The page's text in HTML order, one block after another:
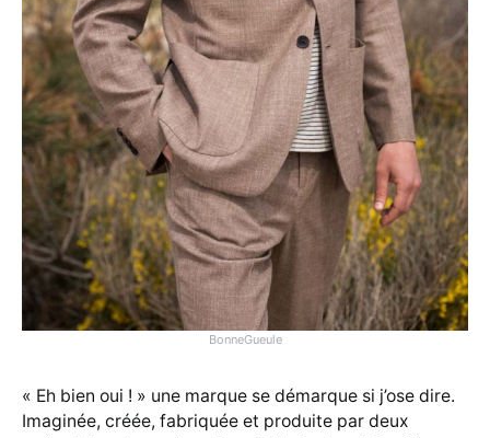
BonneGueule
« Eh bien oui ! » une marque se démarque si j’ose dire.
Imaginée, créée, fabriquée et produite par deux